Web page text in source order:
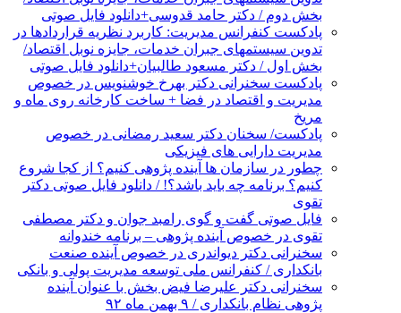
بخش دوم / دکتر حامد قدوسی+دانلود فایل صوتی
پادکست کنفرانس مدیریت: کاربرد نظریه قراردادها در
تدوین سیستمهای جبران خدمات، جایزه نوبل اقتصاد/
بخش اول / دکتر مسعود طالبیان+دانلود فایل صوتی
پادکست سخنرانی دکتر بهرخ خوشنویس در خصوص
مدیریت و اقتصاد در فضا + ساخت کارخانه روی ماه و
مریخ
پادکست/ سخنان دکتر سعید رمضانی در خصوص
مدیریت دارایی های فیزیکی
چطور در سازمان ها آینده پژوهی کنیم؟ از کجا شروع
کنیم؟ برنامه چه باید باشد؟! / دانلود فایل صوتی دکتر
تقوی
فایل صوتی گفت و گوی رامبد جوان و دکتر مصطفی
تقوی در خصوص آینده پژوهی – برنامه خندوانه
سخنرانی دکتر دیواندری در خصوص آینده صنعت
بانکداری / کنفرانس ملی توسعه مدیریت پولی و بانکی
سخنرانی دکتر علیرضا فیض بخش با عنوان آینده
پژوهی نظام بانکداری / ۹ بهمن ماه ۹۲